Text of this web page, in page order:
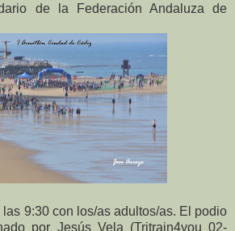
de la Federación Andaluza de
las 9:30 con los/as adultos/as. El podio
por Jesús Vela (Tritrain4you 02-